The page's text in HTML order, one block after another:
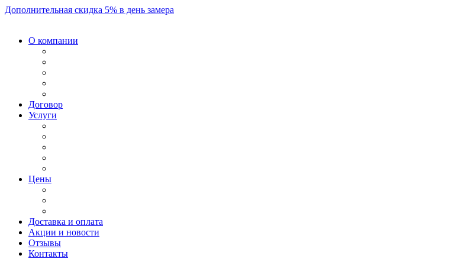
Дополнительная скидка 5% в день замера
О компании
Договор
Услуги
Цены
Доставка и оплата
Акции и новости
Отзывы
Контакты